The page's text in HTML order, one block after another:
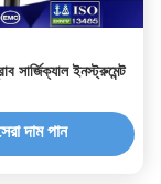
সার্জিক্যাল ইনস্ট্রুমেন্ট
দাম পান